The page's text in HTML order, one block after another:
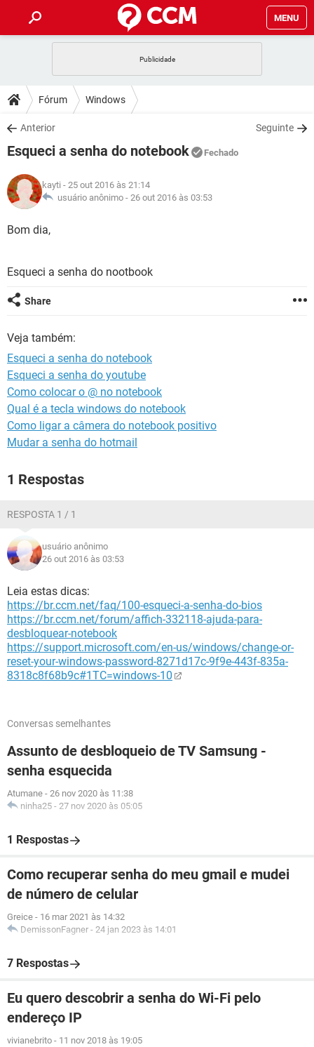
MENU
CELULAR
OUTLOOK
INSTAGRAM GMAIL
GUIA DE COMPRAS
DICAS
JOGOS
INSTAGRAM
GUIA DE COMPRAS
DOWNLOADS
JOGOS WHATSAPP
CELULAR
OUTLOOK EXCEL
INSTAGRAM
FÓRUM
JOGOS
CELULAR
OUTLOOK
GLOSSÁRIO
JOGOS
OUTLOOK
INSTAGRAM
Fórum Windows
Anterior Seguinte
Esqueci a senha do notebook Fechado
kayti - 25 out 2016 às 21:14
usuário anônimo - 26 out 2016 às 03:53
Bom dia,
Esqueci a senha do nootbook
Share
Veja também:
Esqueci a senha do notebook
Esqueci a senha do youtube
Como colocar o @ no notebook
Qual é a tecla windows do notebook
Como ligar a câmera do notebook positivo
Mudar a senha do hotmail
1 Respostas
RESPOSTA 1 / 1
usuário anônimo
26 out 2016 às 03:53
Leia estas dicas:
https://br.ccm.net/faq/100-esqueci-a-senha-do-bios
https://br.ccm.net/forum/affich-332118-ajuda-para-
desbloquear-notebook
https://support.microsoft.com/en-us/windows/change-or-
reset-your-windows-password-8271d17c-9f9e-443f-835a-
8318c8f68b9c#1TC=windows-10
Conversas semelhantes
Assunto de desbloqueio de TV Samsung -
senha esquecida
Atumane - 26 nov 2020 às 11:38
ninha25 - 27 nov 2020 às 05:05
1 Respostas
Como recuperar senha do meu gmail e mudei
de número de celular
Greice - 16 mar 2021 às 14:32
DemissonFagner - 24 jan 2023 às 14:01
7 Respostas
Eu quero descobrir a senha do Wi-Fi pelo
endereço IP
vivianebrito - 11 nov 2018 às 19:05